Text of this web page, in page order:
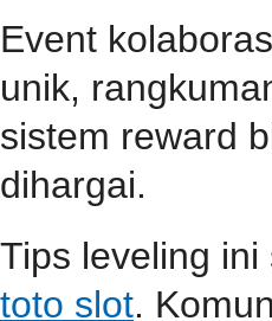
Event
unik,
sistem reward
dihargai.
Tips leveling
toto slot.